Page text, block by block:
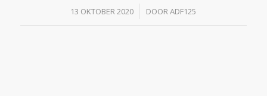
13 OKTOBER 2020
/ DOORADF125